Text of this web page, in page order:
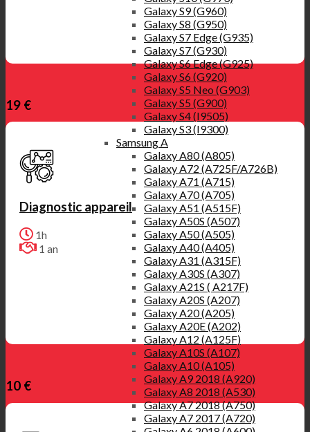
Galaxy S9 (G960)
Galaxy S8 (G950)
Galaxy S7 Edge (G935)
Galaxy S7 (G930)
Galaxy S6 Edge (G925)
Galaxy S6 (G920)
Galaxy S5 Neo (G903)
Galaxy S5 (G900)
Galaxy S4 (I9505)
Galaxy S3 (I9300)
Samsung A
Galaxy A80 (A805)
Galaxy A72 (A725F/A726B)
Galaxy A71 (A715)
Galaxy A70 (A705)
Galaxy A51 (A515F)
Galaxy A50S (A507)
Galaxy A50 (A505)
Galaxy A40 (A405)
Galaxy A31 (A315F)
Galaxy A30S (A307)
Galaxy A21S ( A217F)
Galaxy A20S (A207)
Galaxy A20 (A205)
Galaxy A20E (A202)
Galaxy A12 (A125F)
Galaxy A10S (A107)
Galaxy A10 (A105)
Galaxy A9 2018 (A920)
Galaxy A8 2018 (A530)
Galaxy A7 2018 (A750)
Galaxy A7 2017 (A720)
19 €
Diagnostic appareil
1h
1 an
10 €